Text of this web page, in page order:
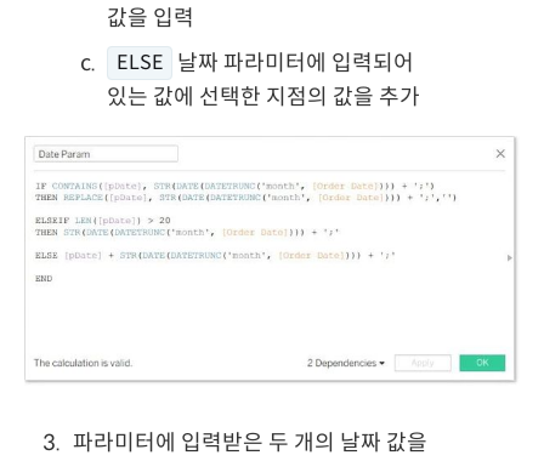
값을 입력
ELSE
날짜 파라미터에 입력되어
있는 값에 선택한 지점의 값을 추가
파라미터에 입력받은 두 개의 날짜 값을